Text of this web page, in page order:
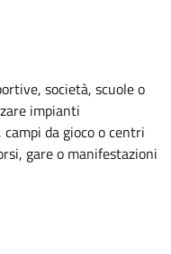
società, scuole o
impianti
da gioco o centri
gare o manifestazioni